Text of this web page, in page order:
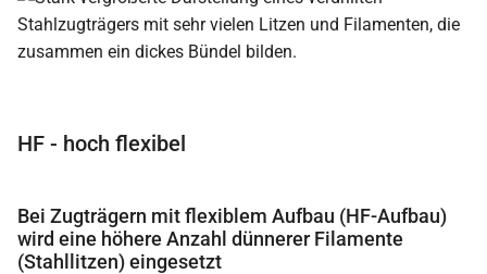
HF - hoch flexibel
Bei Zugträgern mit flexiblem Aufbau (HF-Aufbau)
wird eine höhere Anzahl dünnerer Filamente
(Stahllitzen) eingesetzt